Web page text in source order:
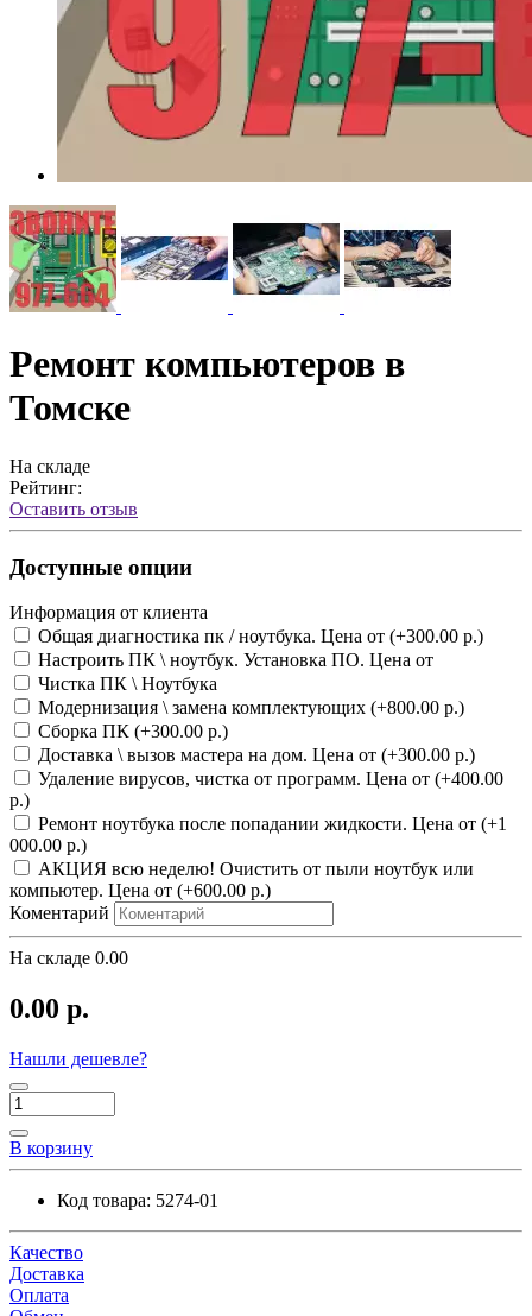
Ремонт компьютеров в
Томске
На складе
Рейтинг:
Оставить отзыв
Доступные опции
Информация от клиента
Общая диагностика пк / ноутбука. Цена от (+300.00 р.)
Настроить ПК \ ноутбук. Установка ПО. Цена от
Чистка ПК \ Ноутбука
Модернизация \ замена комплектующих (+800.00 р.)
Сборка ПК (+300.00 р.)
Доставка \ вызов мастера на дом. Цена от (+300.00 р.)
Удаление вирусов, чистка от программ. Цена от (+400.00
р.)
Ремонт ноутбука после попадании жидкости. Цена от (+1
000.00 р.)
АКЦИЯ всю неделю! Очистить от пыли ноутбук или
компьютер. Цена от (+600.00 р.)
Коментарий
На складе 0.00
0.00 р.
Нашли дешевле?
В корзину
Код товара: 5274-01
Качество
Доставка
Оплата